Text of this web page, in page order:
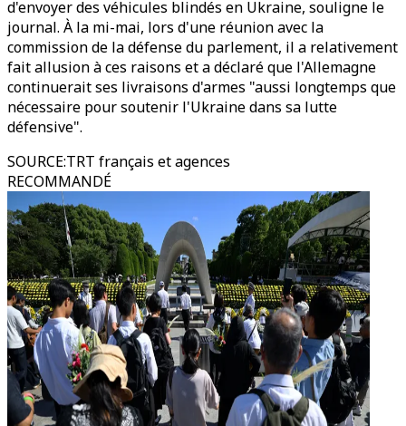
d'envoyer des véhicules blindés en Ukraine, souligne le
journal. À la mi-mai, lors d'une réunion avec la
commission de la défense du parlement, il a relativement
fait allusion à ces raisons et a déclaré que l'Allemagne
continuerait ses livraisons d'armes "aussi longtemps que
nécessaire pour soutenir l'Ukraine dans sa lutte
défensive".
SOURCE:TRT français et agences
RECOMMANDÉ